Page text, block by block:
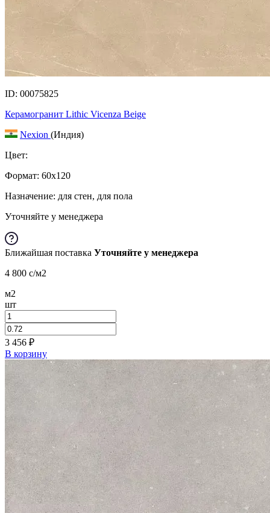
ID: 00075825
Керамогранит Lithic Vicenza Beige
Nexion (Индия)
Цвет:
Формат: 60x120
Назначение: для стен, для пола
Уточняйте у менеджера
Ближайшая поставка Уточняйте у менеджера
4 800 c/м2
м2
шт
3 456 ₽
В корзину